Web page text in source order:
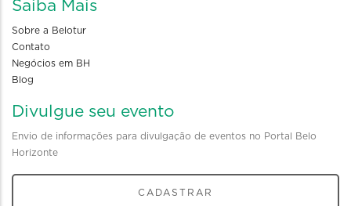
Saiba Mais
Sobre a Belotur
Contato
Negócios em BH
Blog
Divulgue seu evento
Envio de informações para divulgação de eventos no Portal Belo
Horizonte
CADASTRAR